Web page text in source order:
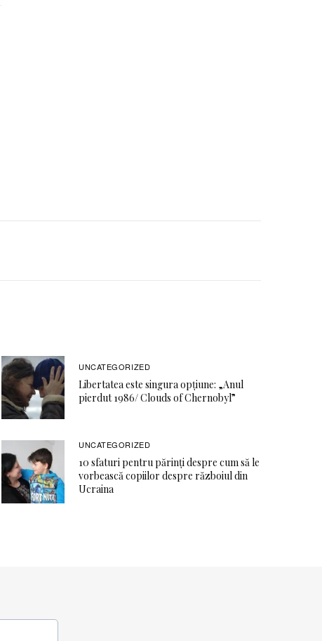
UNCATEGORIZED
Libertatea este singura opţiune: „Anul
pierdut 1986/ Clouds of Chernobyl”
UNCATEGORIZED
10 sfaturi pentru părinți despre cum să le
vorbească copiilor despre războiul din
Ucraina